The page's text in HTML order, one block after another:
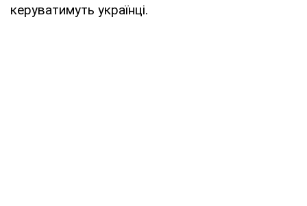
керуватимуть українці.